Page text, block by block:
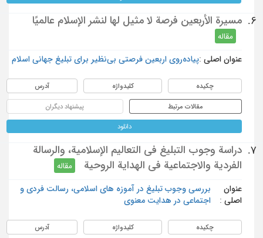
6. مسيرة الأربعين فرصة لا مثيل لها لنشر الإسلام عالميًا
مقاله
عنوان اصلی : پیاده‌روی اربعین فرصتی بی‌نظیر برای تبلیغ جهانی اسلام
چکیده کلیدواژه آدرس
مقالات مرتبط پیشنهاد دیگران
دانلود
7.
دراسة وجوب التبليغ في التعاليم الإسلامية، والرسالة
الفردية والاجتماعية في الهداية الروحية
مقاله
عنوان
اصلی :
بررسی وجوب تبلیغ در آموزه های اسلامی، رسالت فردی و
اجتماعی در هدایت معنوی
چکیده کلیدواژه آدرس